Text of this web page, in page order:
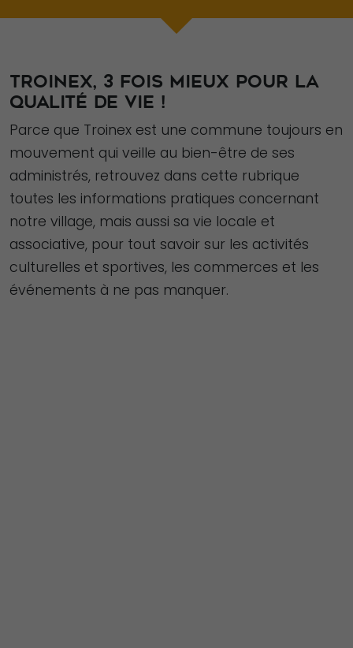
TROINEX, 3 FOIS MIEUX POUR LA
QUALITÉ DE VIE !
Parce que Troinex est une commune toujours en
mouvement qui veille au bien-être de ses
administrés, retrouvez dans cette rubrique
toutes les informations pratiques concernant
notre village, mais aussi sa vie locale et
associative, pour tout savoir sur les activités
culturelles et sportives, les commerces et les
événements à ne pas manquer.